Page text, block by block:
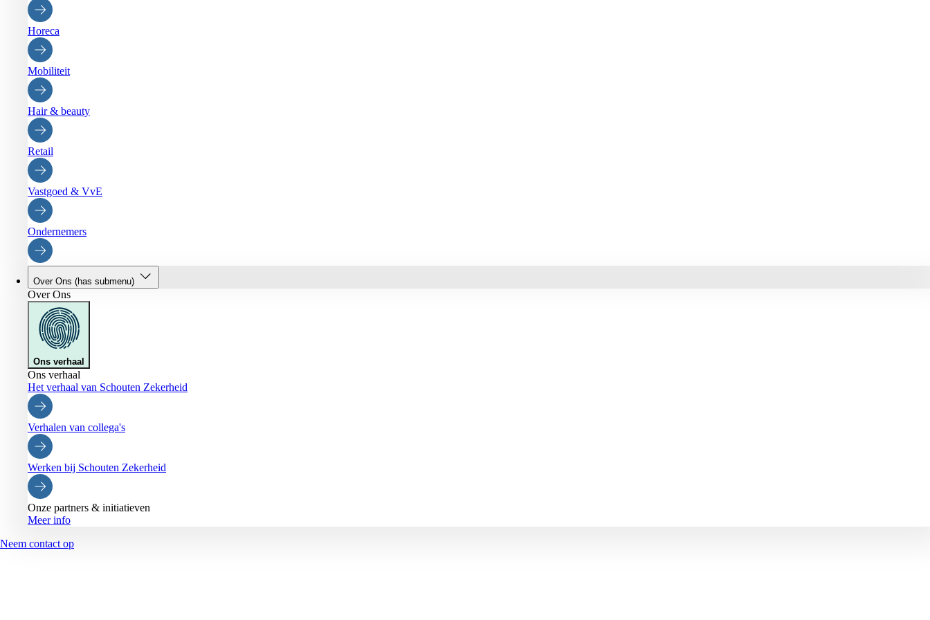
Horeca
Mobiliteit
Hair & beauty
Retail
Vastgoed & VvE
Ondernemers
Over Ons (has submenu)
Over Ons
Ons verhaal
Ons verhaal
Het verhaal van Schouten Zekerheid
Verhalen van collega's
Werken bij Schouten Zekerheid
Onze partners & initiatieven
Meer info
Neem contact op